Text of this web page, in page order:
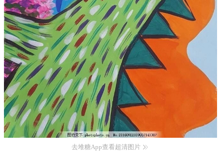
去堆糖App查看超清图片